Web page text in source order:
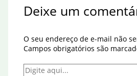
Deixe um
O seu endereço de e-mail não
Campos obrigatórios são
Digite